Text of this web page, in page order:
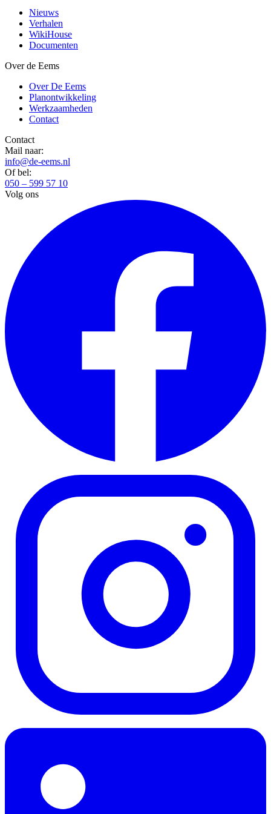
Nieuws
Verhalen
WikiHouse
Documenten
Over de Eems
Over De Eems
Planontwikkeling
Werkzaamheden
Contact
Contact
Mail naar:
info@de-eems.nl
Of bel:
050 – 599 57 10
Volg ons